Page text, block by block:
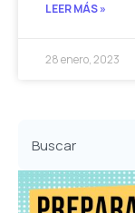
LEER MÁS »
28 enero, 2023